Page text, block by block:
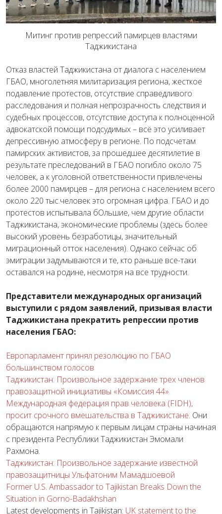
Митинг против репрессий памирцев властями
Таджикистана
Отказ властей Таджикистана от диалога с населением
ГБАО, многолетняя милитаризация региона, жесткое
подавление протестов, отсутствие справедливого
расследования и полная непрозрачность следствия и
судебных процессов, отсутствие доступа к полноценной
адвокатской помощи подсудимых – всё это усиливает
депрессивную атмосферу в регионе. По подсчетам
памирских активистов, за прошедшее десятилетие в
результате преследований в ГБАО погибло около 75
человек, а к уголовной ответственности привлечены
более 2000 памирцев – для региона с населением всего
около 220 тыс.человек это огромная цифра. ГБАО и до
протестов испытывала бОльшие, чем другие области
Таджикистана, экономические проблемы (здесь более
высокий уровень безработицы, значительный
миграционный отток населения). Однако сейчас об
эмиграции задумываются и те, кто раньше все-таки
оставался на родине, несмотря на все трудности.
Представители международных организаций
выступили с рядом заявлений, призывая власти
Таджикистана прекратить репрессии против
населения ГБАО:
Европарламент принял резолюцию по ГБАО
большинством голосов
Таджикистан: Произвольное задержание трех членов
правозащитной инициативы «Комиссия 44»
Международная федерация прав человека (FIDH),
просит срочного вмешательства в Таджикистане. Они
обращаются напрямую к первым лицам страны начиная
с президента Республики Таджикистан Эмомали
Рахмона.
Таджикистан: Произвольное задержание известной
правозащитницы Ульфатоним Мамадшоевой
Former U.S. Ambassador to Tajikistan Breaks Down the
Situation in Gorno-Badakhshan
Latest developments in Tajikistan: UK statement to the